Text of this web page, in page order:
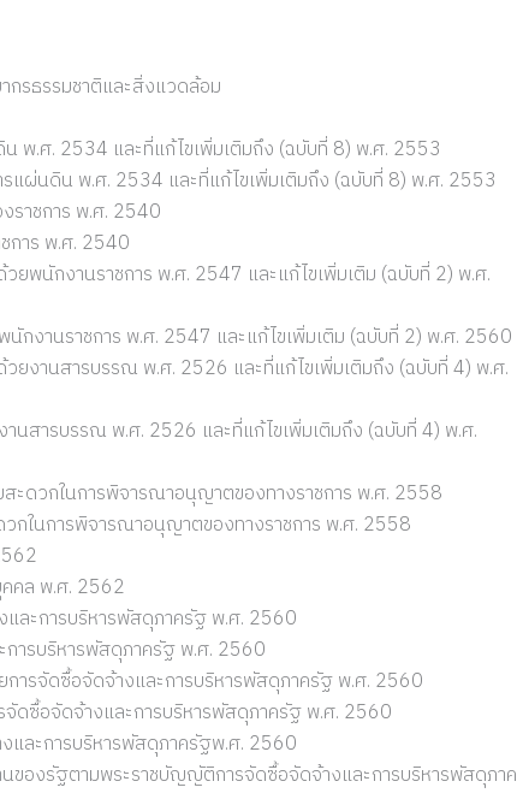
กรธรรมชาติและสิ่งแวดล้อม
พ.ศ. 2534 และที่แก้ไขเพิ่มเติมถึง (ฉบับที่ 8) พ.ศ. 2553
แผ่นดิน พ.ศ. 2534 และที่แก้ไขเพิ่มเติมถึง (ฉบับที่ 8) พ.ศ. 2553
ราชการ พ.ศ. 2540
การ พ.ศ. 2540
ยพนักงานราชการ พ.ศ. 2547 และแก้ไขเพิ่มเติม (ฉบับที่ 2) พ.ศ.
กงานราชการ พ.ศ. 2547 และแก้ไขเพิ่มเติม (ฉบับที่ 2) พ.ศ. 2560
ยงานสารบรรณ พ.ศ. 2526 และที่แก้ไขเพิ่มเติมถึง (ฉบับที่ 4) พ.ศ.
นสารบรรณ พ.ศ. 2526 และที่แก้ไขเพิ่มเติมถึง (ฉบับที่ 4) พ.ศ.
ดวกในการพิจารณาอนุญาตของทางราชการ พ.ศ. 2558
ในการพิจารณาอนุญาตของทางราชการ พ.ศ. 2558
คล พ.ศ. 2562
ละการบริหารพัสดุภาครัฐ พ.ศ. 2560
ารบริหารพัสดุภาครัฐ พ.ศ. 2560
ารจัดซื้อจัดจ้างและการบริหารพัสดุภาครัฐ พ.ศ. 2560
ดซื้อจัดจ้างและการบริหารพัสดุภาครัฐ พ.ศ. 2560
ละการบริหารพัสดุภาครัฐพ.ศ. 2560
ของรัฐตามพระราชบัญญัติการจัดซื้อจัดจ้างและการบริหารพัสดุภาค